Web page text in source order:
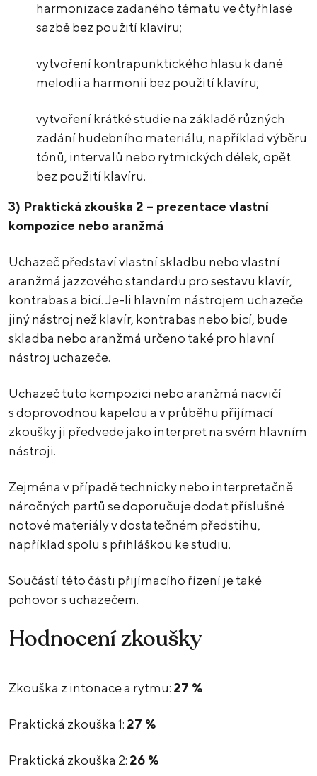
harmonizace zadaného tématu ve čtyřhlasé
sazbě bez použití klavíru;
vytvoření kontrapunktického hlasu k dané
melodii a harmonii bez použití klavíru;
vytvoření krátké studie na základě různých
zadání hudebního materiálu, například výběru
tónů, intervalů nebo rytmických délek, opět
bez použití klavíru.
3) Praktická zkouška 2 – prezentace vlastní
kompozice nebo aranžmá
Uchazeč představí vlastní skladbu nebo vlastní
aranžmá jazzového standardu pro sestavu klavír,
kontrabas a bicí. Je-li hlavním nástrojem uchazeče
jiný nástroj než klavír, kontrabas nebo bicí, bude
skladba nebo aranžmá určeno také pro hlavní
nástroj uchazeče.
Uchazeč tuto kompozici nebo aranžmá nacvičí
s doprovodnou kapelou a v průběhu přijímací
zkoušky ji předvede jako interpret na svém hlavním
nástroji.
Zejména v případě technicky nebo interpretačně
náročných partů se doporučuje dodat příslušné
notové materiály v dostatečném předstihu,
například spolu s přihláškou ke studiu.
Součástí této části přijímacího řízení je také
pohovor s uchazečem.
Hodnocení zkoušky
Zkouška z intonace a rytmu: 27 %
Praktická zkouška 1: 27 %
Praktická zkouška 2: 26 %